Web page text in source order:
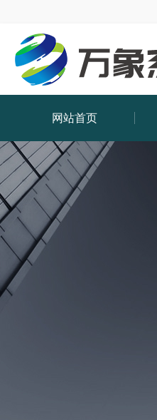
网站首页